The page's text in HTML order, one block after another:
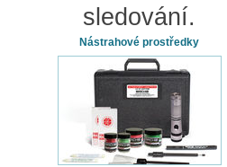
sledování.
Nástrahové prostředky